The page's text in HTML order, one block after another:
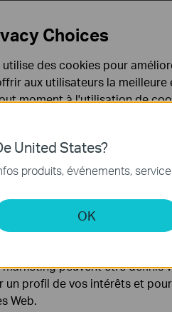
United States?
produits, événements,
OK
Choices
utilise des cookies pour
aux utilisateurs la
moment à l'utilisation de
sont nécessaires au
et marketing
d'analyse nous permettent
fonctionnalités de notre site
marketing peuvent être définis
un profil de vos intérêts et
Web.